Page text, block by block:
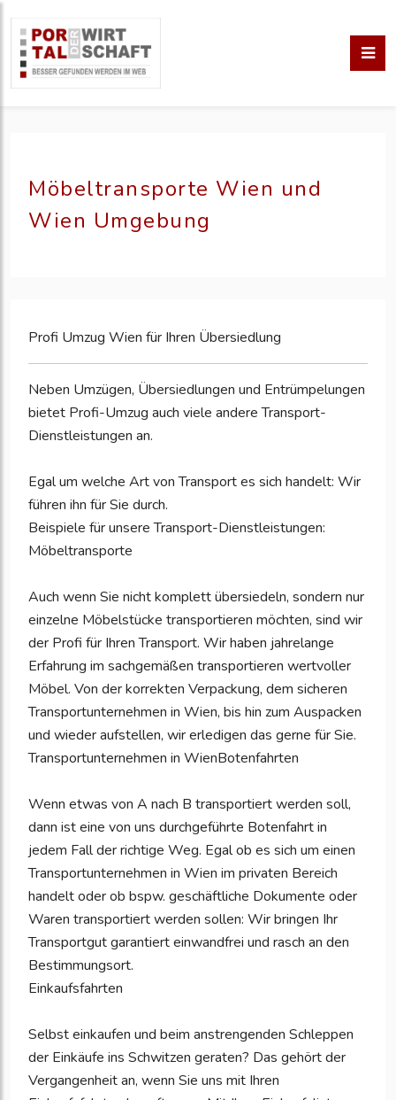
Möbeltransporte Wien und
Wien Umgebung
Profi Umzug Wien für Ihren Übersiedlung
Neben Umzügen, Übersiedlungen und Entrümpelungen
bietet Profi-Umzug auch viele andere Transport-
Dienstleistungen an.
Egal um welche Art von Transport es sich handelt: Wir
führen ihn für Sie durch.
Beispiele für unsere Transport-Dienstleistungen:
Möbeltransporte
Auch wenn Sie nicht komplett übersiedeln, sondern nur
einzelne Möbelstücke transportieren möchten, sind wir
der Profi für Ihren Transport. Wir haben jahrelange
Erfahrung im sachgemäßen transportieren wertvoller
Möbel. Von der korrekten Verpackung, dem sicheren
Transportunternehmen in Wien, bis hin zum Auspacken
und wieder aufstellen, wir erledigen das gerne für Sie.
Transportunternehmen in WienBotenfahrten
Wenn etwas von A nach B transportiert werden soll,
dann ist eine von uns durchgeführte Botenfahrt in
jedem Fall der richtige Weg. Egal ob es sich um einen
Transportunternehmen in Wien im privaten Bereich
handelt oder ob bspw. geschäftliche Dokumente oder
Waren transportiert werden sollen: Wir bringen Ihr
Transportgut garantiert einwandfrei und rasch an den
Bestimmungsort.
Einkaufsfahrten
Selbst einkaufen und beim anstrengenden Schleppen
der Einkäufe ins Schwitzen geraten? Das gehört der
Vergangenheit an, wenn Sie uns mit Ihren